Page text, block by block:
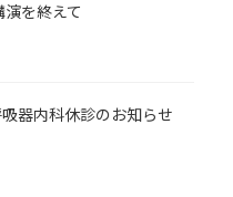
を終えて
器内科休診のお知らせ